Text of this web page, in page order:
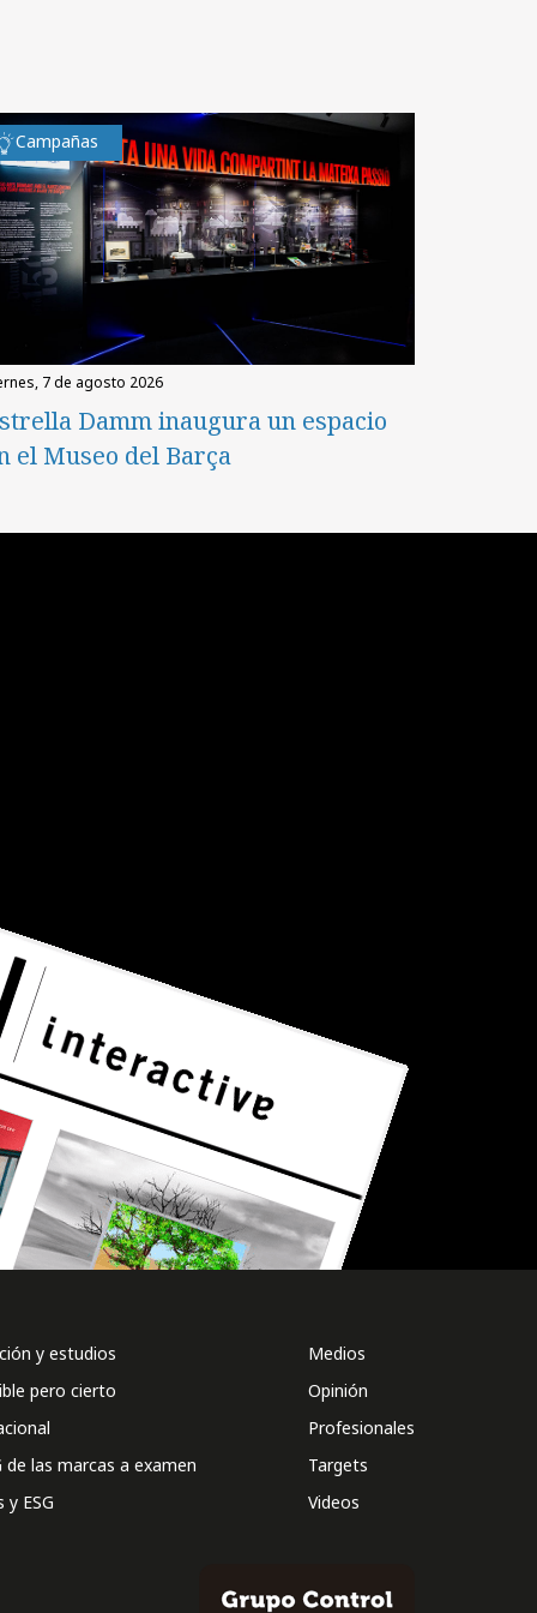
Campañas
7 de agosto 2026
Damm inaugura un espacio
el Museo del Barça
y estudios
pero cierto
de las marcas a examen
y ESG
Medios
Opinión
Profesionales
Targets
Videos